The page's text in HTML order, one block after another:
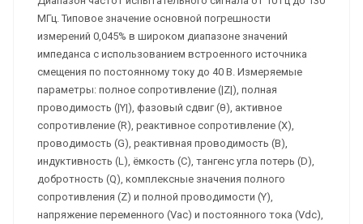
МГц. Типовое значение основной погрешности
измерений 0,045% в широком диапазоне значений
импеданса с использованием встроенного источника
смещения по постоянному току до 40 В. Измеряемые
параметры: полное сопротивление (|Z|), полная
проводимость (|Y|), фазовый сдвиг (θ), активное
сопротивление (R), реактивное сопротивление (X),
проводимость (G), реактивная проводимость (B),
индуктивность (L), ёмкость (C), тангенс угла потерь (D),
добротность (Q), комплексные значения полного
сопротивления (Z) и полной проводимости (Y),
напряжение переменного (Vac) и постоянного тока (Vdc),